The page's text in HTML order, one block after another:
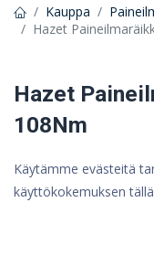
Kauppa
Hazet
Hazet
108Nm
357,30 €
284,70 € (ALV 0%)
Käytämme evästeitä
käyttökokemuksen